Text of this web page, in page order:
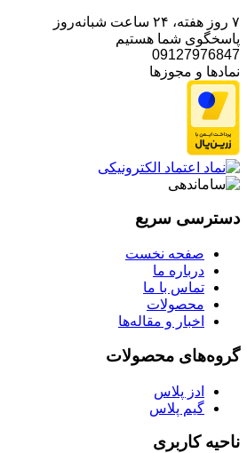
۷ روز هفته، ۲۴ ساعت شبانه‌روز
پاسخگوی شما هستیم
09127976847
نمادها و مجوزها
دسترسی سریع
صفحه نخست
درباره ما
تماس با ما
محصولات
اخبار و مقاله‌ها
گروه‌های محصولات
ادز پلاس
گیم پلاس
ناحیه کاربری